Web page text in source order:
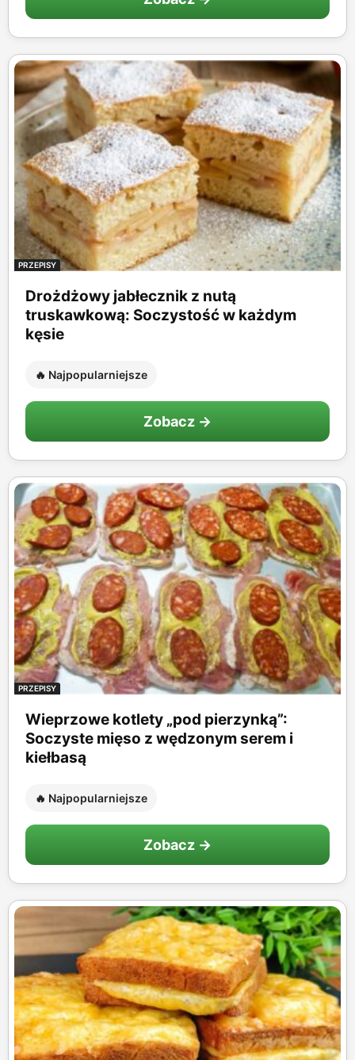
PRZEPISY
Drożdżowy jabłecznik z nutą
truskawkową: Soczystość w każdym
kęsie
🔥 Najpopularniejsze
Zobacz →
PRZEPISY
Wieprzowe kotlety „pod pierzynką”:
Soczyste mięso z wędzonym serem i
kiełbasą
🔥 Najpopularniejsze
Zobacz →